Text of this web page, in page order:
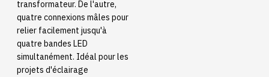
transformateur. De l'autre,
quatre connexions mâles pour
relier facilement jusqu'à
quatre bandes LED
simultanément. Idéal pour les
projets d'éclairage